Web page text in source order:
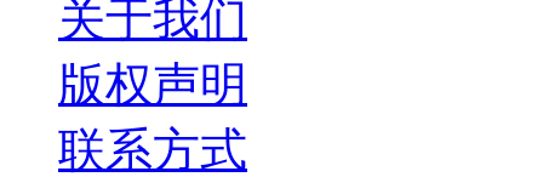
关于我们
版权声明
联系方式